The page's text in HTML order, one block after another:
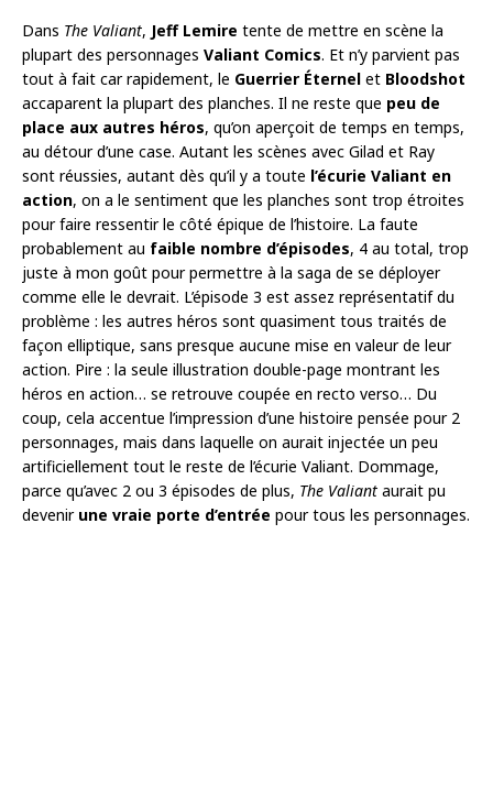
Dans The Valiant, Jeff Lemire tente de mettre en scène la
plupart des personnages Valiant Comics. Et n’y parvient pas
tout à fait car rapidement, le Guerrier Éternel et Bloodshot
accaparent la plupart des planches. Il ne reste que peu de
place aux autres héros, qu’on aperçoit de temps en temps,
au détour d’une case. Autant les scènes avec Gilad et Ray
sont réussies, autant dès qu’il y a toute l’écurie Valiant en
action, on a le sentiment que les planches sont trop étroites
pour faire ressentir le côté épique de l’histoire. La faute
probablement au faible nombre d’épisodes, 4 au total, trop
juste à mon goût pour permettre à la saga de se déployer
comme elle le devrait. L’épisode 3 est assez représentatif du
problème : les autres héros sont quasiment tous traités de
façon elliptique, sans presque aucune mise en valeur de leur
action. Pire : la seule illustration double-page montrant les
héros en action… se retrouve coupée en recto verso… Du
coup, cela accentue l’impression d’une histoire pensée pour 2
personnages, mais dans laquelle on aurait injectée un peu
artificiellement tout le reste de l’écurie Valiant. Dommage,
parce qu’avec 2 ou 3 épisodes de plus, The Valiant aurait pu
devenir une vraie porte d’entrée pour tous les personnages.